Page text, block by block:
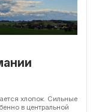
хлопок. Сильные
в центральной